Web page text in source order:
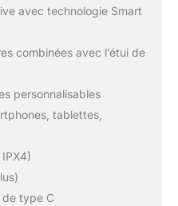
avec technologie Smart
combinées avec l’étui de
personnalisables
tablettes,
de type C